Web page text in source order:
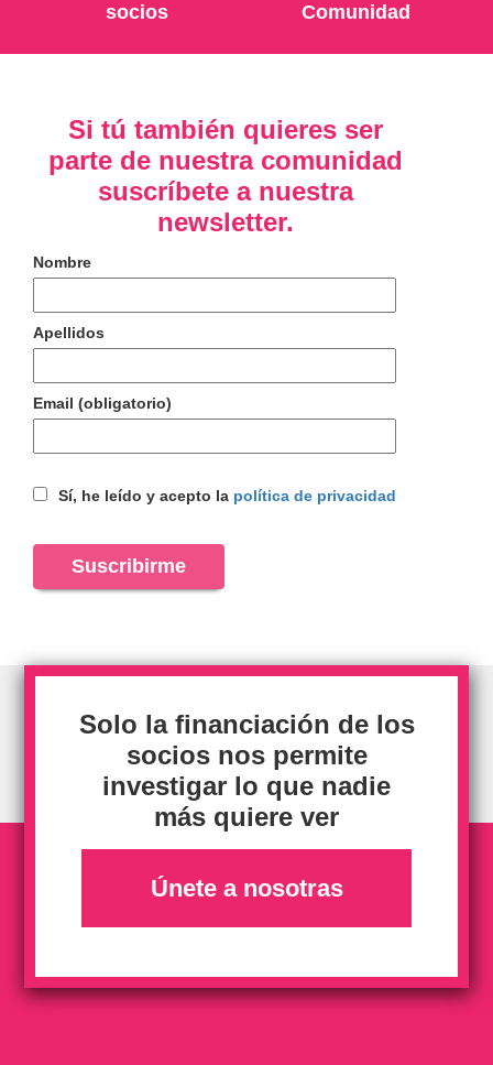
socios Comunidad
Si tú también quieres ser
parte de nuestra comunidad
suscríbete a nuestra
newsletter.
Nombre
Apellidos
Email (obligatorio)
Sí, he leído y acepto la política de privacidad
Solo la financiación de los
socios nos permite
investigar lo que nadie
más quiere ver
Únete a nosotras